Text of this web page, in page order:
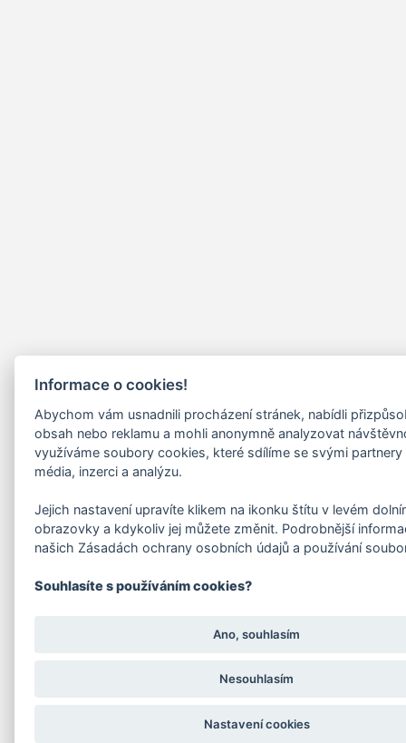
Informace o cookies!
Abychom vám usnadnili procházení stránek, nabídli
obsah nebo reklamu a mohli anonymně analyzovat
využíváme soubory cookies, které sdílíme se svými
média, inzerci a analýzu.
Jejich nastavení upravíte klikem na ikonku štítu v levém
obrazovky a kdykoliv jej můžete změnit. Podrobnější
našich Zásadách ochrany osobních údajů a používání
Souhlasíte s používáním cookies?
Ano, souhlasím
Nesouhlasím
Nastavení cookies